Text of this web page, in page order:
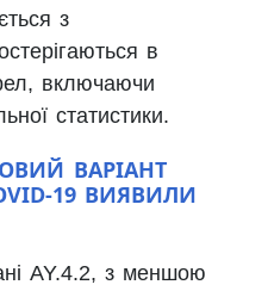
з
в
включаючи
статистики.
ВАРІАНТ
19 ВИЯВИЛИ
AY.4.2, з меншою